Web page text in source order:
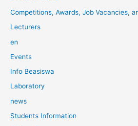
Competitions, Awards, Job Vacancies,
Lecturers
en
Events
Info Beasiswa
Laboratory
news
Students Information